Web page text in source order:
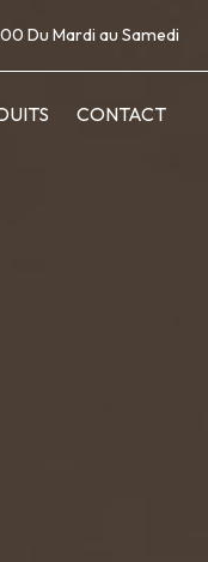
Du Mardi au Samedi
CONTACT